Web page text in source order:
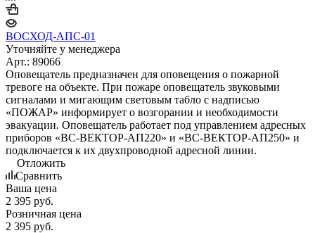
ВОСХОД-АПС-01
Уточняйте у менеджера
Арт.: 89066
Оповещатель предназначен для оповещения о пожарной
тревоге на объекте. При пожаре оповещатель звуковыми
сигналами и мигающим световым табло с надписью
«ПОЖАР» информирует о возгорании и необходимости
эвакуации. Оповещатель работает под управлением адресных
приборов «ВС-ВЕКТОР-АП220» и «ВС-ВЕКТОР-АП250» и
подключается к их двухпроводной адресной линии.
Отложить
Сравнить
Ваша цена
2 395 руб.
Розничная цена
2 395 руб.